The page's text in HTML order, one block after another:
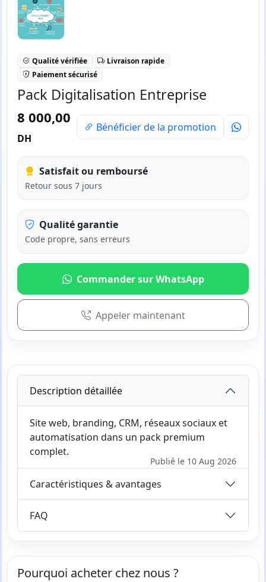
Qualité vérifiée
Livraison rapide
Paiement sécurisé
Pack Digitalisation Entreprise
8 000,00
DH
Bénéficier de la promotion
Satisfait ou remboursé
Retour sous 7 jours
Qualité garantie
Code propre, sans erreurs
Commander sur WhatsApp
Appeler maintenant
Description détaillée
Site web, branding, CRM, réseaux sociaux et
automatisation dans un pack premium
complet.
Publié le 10 Aug 2026
Caractéristiques & avantages
FAQ
Pourquoi acheter chez nous ?